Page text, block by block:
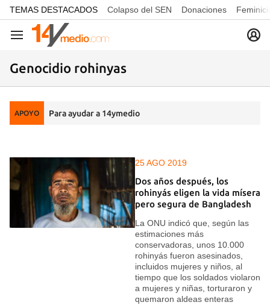
common.go-to-content
TEMAS DESTACADOS Colapso del SEN Donaciones
Navegación
Genocidio rohinyas
APOYO Para ayudar a 14ymedio
25 AGO 2019
Dos años después, los
rohinyás eligen la vida mísera
pero segura de Bangladesh
La ONU indicó que, según las
estimaciones más
conservadoras, unos 10.000
rohinyás fueron asesinados,
incluidos mujeres y niños, al
tiempo que los soldados violaron
a mujeres y niñas, torturaron y
quemaron aldeas enteras